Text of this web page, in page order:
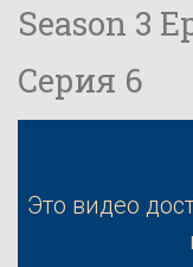
Season 3
Серия 6
Это видео